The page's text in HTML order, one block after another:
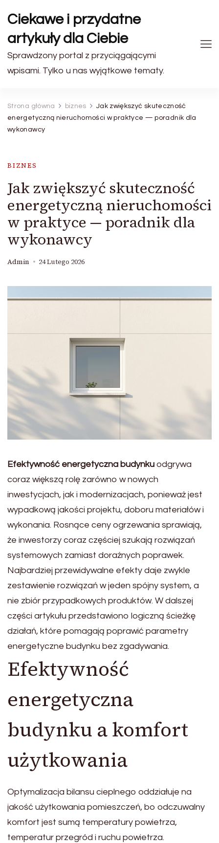
Ciekawe i przydatne
artykuły dla Ciebie
Sprawdzony portal z przyciągającymi
wpisami. Tylko u nas wyjątkowe tematy.
Strona główna biznes
Jak zwiększyć skuteczność
energetyczną nieruchomości w praktyce — poradnik dla
wykonawcy
BIZNES
Jak zwiększyć skuteczność
energetyczną nieruchomości
w praktyce — poradnik dla
wykonawcy
Admin 24 Lutego 2026
Efektywność energetyczna budynku odgrywa
coraz większą rolę zarówno w nowych
inwestycjach, jak i modernizacjach, ponieważ jest
wypadkową jakości projektu, doboru materiałów i
wykonania. Rosnące ceny ogrzewania sprawiają,
że inwestorzy coraz częściej szukają rozwiązań
systemowych zamiast doraźnych poprawek.
Najbardziej przewidywalne efekty daje zwykle
zestawienie rozwiązań w jeden spójny system, a
nie zbiór przypadkowych produktów. W dalszej
części artykułu przedstawiono logiczną ścieżkę
działań, które pomagają poprawić parametry
energetyczne budynku bez zgadywania.
Efektywność
energetyczna
budynku a komfort
użytkowania
Optymalizacja bilansu cieplnego oddziałuje na
jakość użytkowania pomieszczeń, bo odczuwalny
komfort jest sumą temperatury powietrza,
temperatur przegród i ruchu powietrza.